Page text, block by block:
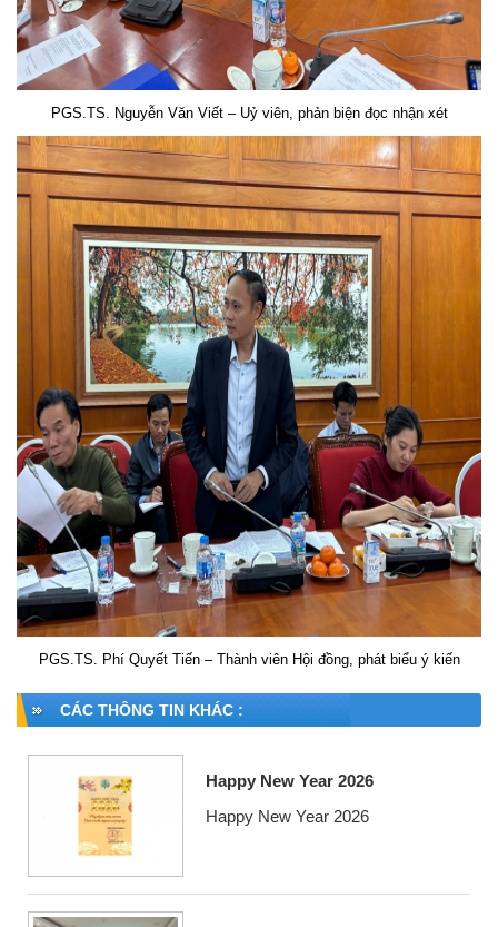
PGS.TS. Nguyễn Văn Viết – Uỷ viên, phản biện đọc nhận xét
PGS.TS. Phí Quyết Tiến – Thành viên Hội đồng, phát biểu ý kiến
CÁC THÔNG TIN KHÁC :
Happy New Year 2026
Happy New Year 2026